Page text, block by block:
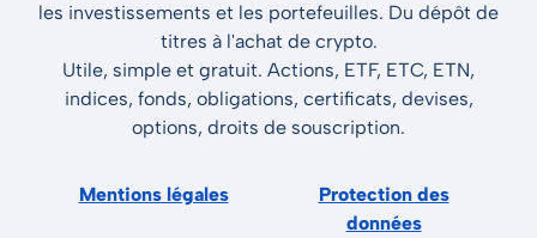
les investissements et les portefeuilles. Du dépôt de
titres à l'achat de crypto.
Utile, simple et gratuit. Actions, ETF, ETC, ETN,
indices, fonds, obligations, certificats, devises,
options, droits de souscription.
Mentions légales
Protection des
données